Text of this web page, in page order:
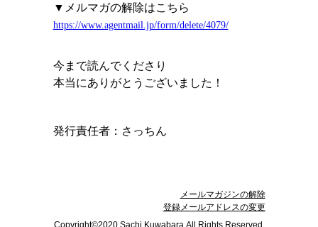
▼メルマガの解除はこちら
https://www.agentmail.jp/form/delete/4079/
今まで読んでくださり
本当にありがとうございました！
発行責任者： さっちん
メールマガジンの解除
登録メールアドレスの変更